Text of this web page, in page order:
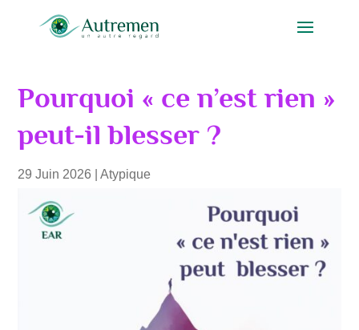
Pourquoi « ce n’est rien »
peut-il blesser ?
29 Juin 2026 |Atypique